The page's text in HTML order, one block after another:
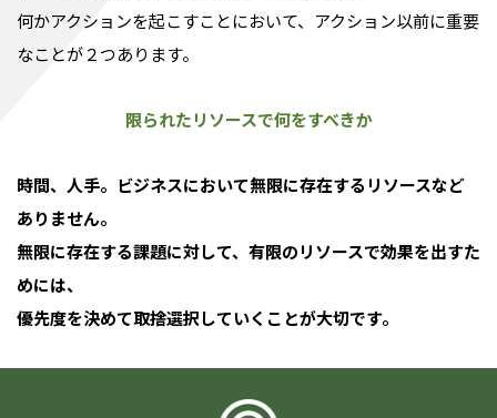
何かアクションを起こすことにおいて、アクション以前に重要
なことが２つあります。
限られたリソースで何をすべきか
時間、人手。ビジネスにおいて無限に存在するリソースなど
ありません。
無限に存在する課題に対して、有限のリソースで効果を出すた
めには、
優先度を決めて取捨選択していくことが大切です。